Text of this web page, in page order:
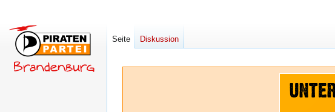
Seite Diskussion